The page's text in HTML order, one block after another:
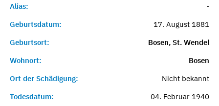
Alias:
-
Geburtsdatum:
17. August 1881
Geburtsort:
Bosen, St. Wendel
Wohnort:
Bosen
Ort der Schädigung:
Nicht bekannt
Todesdatum:
04. Februar 1940